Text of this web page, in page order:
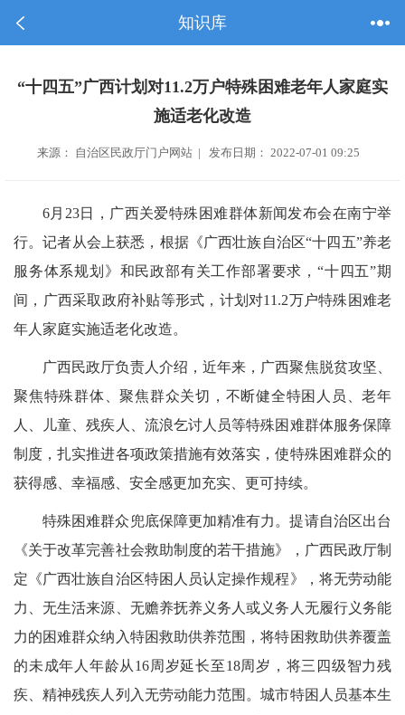
知识库
“十四五”广西计划对11.2万户特殊困难老年人家庭实
施适老化改造
来源： 自治区民政厅门户网站 | 发布日期： 2022-07-01 09:25
6月23日，广西关爱特殊困难群体新闻发布会在南宁举
行。记者从会上获悉，根据《广西壮族自治区“十四五”养老
服务体系规划》和民政部有关工作部署要求，“十四五”期
间，广西采取政府补贴等形式，计划对11.2万户特殊困难老
年人家庭实施适老化改造。
广西民政厅负责人介绍，近年来，广西聚焦脱贫攻坚、
聚焦特殊群体、聚焦群众关切，不断健全特困人员、老年
人、儿童、残疾人、流浪乞讨人员等特殊困难群体服务保障
制度，扎实推进各项政策措施有效落实，使特殊困难群众的
获得感、幸福感、安全感更加充实、更可持续。
特殊困难群众兜底保障更加精准有力。提请自治区出台
《关于改革完善社会救助制度的若干措施》，广西民政厅制
定《广西壮族自治区特困人员认定操作规程》，将无劳动能
力、无生活来源、无赡养抚养义务人或义务人无履行义务能
力的困难群众纳入特困救助供养范围，将特困救助供养覆盖
的未成年人年龄从16周岁延长至18周岁，将三四级智力残
疾、精神残疾人列入无劳动能力范围。城市特困人员基本生